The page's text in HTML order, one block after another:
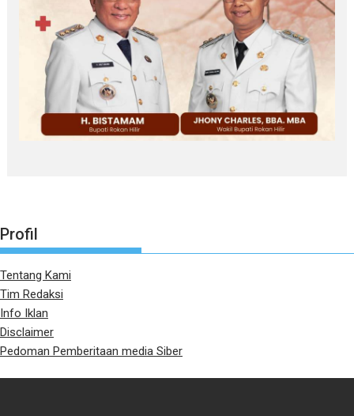
Profil
Tentang Kami
Tim Redaksi
Info Iklan
Disclaimer
Pedoman Pemberitaan media Siber